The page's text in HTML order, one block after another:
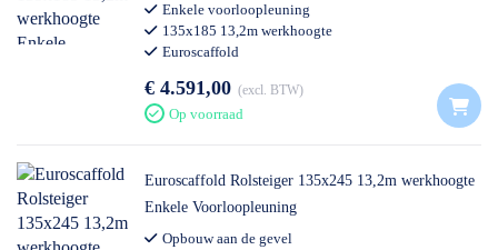
Enkele voorloopleuning
135x185 13,2m werkhoogte
Euroscaffold
€ 4.591,00 excl. BTW
Op voorraad
Euroscaffold Rolsteiger 135x245 13,2m werkhoogte
Enkele Voorloopleuning
Opbouw aan de gevel